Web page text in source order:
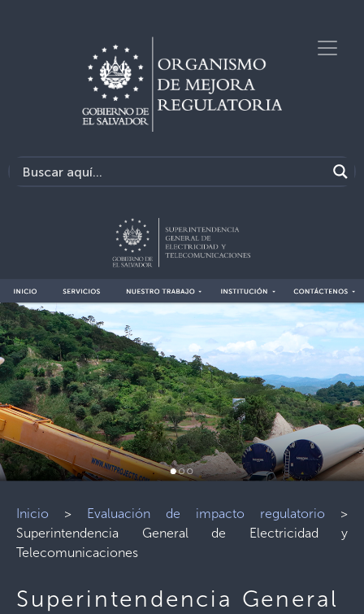
Inicio > Evaluación de impacto regulatorio >
Superintendencia General de Electricidad y
Telecomunicaciones
Superintendencia General